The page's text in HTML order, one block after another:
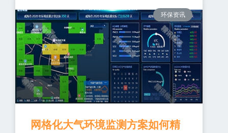
环保资讯
网格化大气环境监测方案如何精